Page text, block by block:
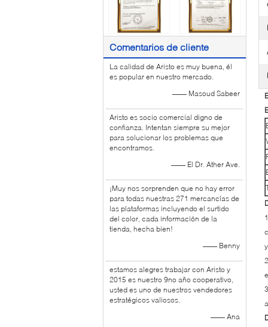
Comentarios de cliente
La calidad de Aristo es muy buena, él
es popular en nuestro mercado.
—— Masoud Sabeer
Aristo es socio comercial digno de
confianza. Intentan siempre su mejor
para solucionar los problemas que
encontramos.
—— El Dr. Ather Ave.
¡Muy nos sorprenden que no hay error
para todas nuestras 271 mercancías de
las plataformas incluyendo el surtido
del color, cada información de la
tienda, hecha bien!
—— Benny
estamos alegres trabajar con Aristo y
2015 es nuestro 9no año cooperativo,
usted es uno de nuestros vendedores
estratégicos valiosos.
—— Ana